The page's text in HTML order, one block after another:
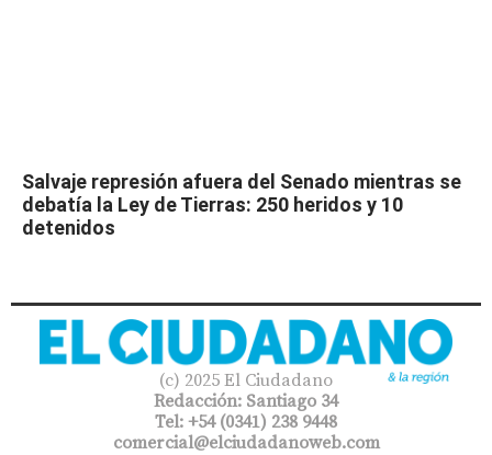
Salvaje represión afuera del Senado mientras se
debatía la Ley de Tierras: 250 heridos y 10
detenidos
(c) 2025 El Ciudadano
Redacción: Santiago 34
Tel: +54 (0341) 238 9448
comercial@elciudadanoweb.com​